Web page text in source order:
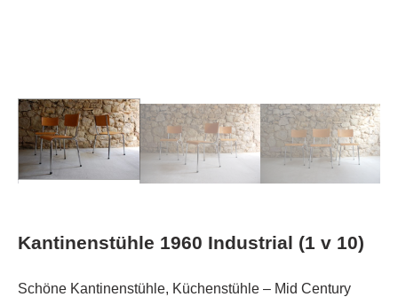
Kantinenstühle 1960 Industrial (1 v 10)
Schöne Kantinenstühle, Küchenstühle – Mid Century